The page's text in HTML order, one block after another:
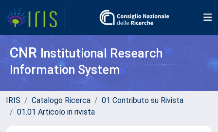
CNR Institutional Research
Information System
IRIS Catalogo Ricerca
01 Contributo su Rivista
01.01 Articolo in rivista